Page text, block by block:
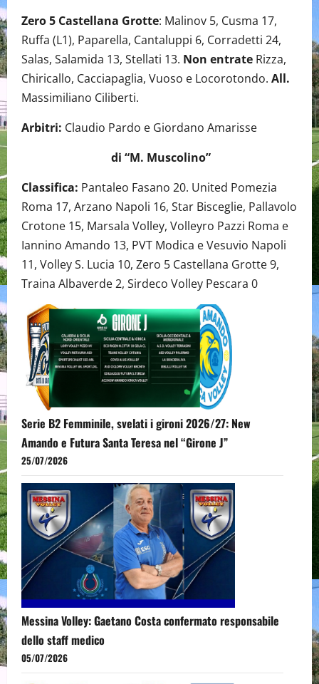
Zero 5 Castellana Grotte: Malinov 5, Cusma 17,
Ruffa (L1), Paparella, Cantaluppi 6, Corradetti 24,
Salas, Salamida 13, Stellati 13. Non entrate Rizza,
Chiricallo, Cacciapaglia, Vuoso e Locorotondo. All.
Massimiliano Ciliberti.
Arbitri: Claudio Pardo e Giordano Amarisse
di “M. Muscolino”
Classifica: Pantaleo Fasano 20. United Pomezia
Roma 17, Arzano Napoli 16, Star Bisceglie, Pallavolo
Crotone 15, Marsala Volley, Volleyro Pazzi Roma e
Iannino Amando 13, PVT Modica e Vesuvio Napoli
11, Volley S. Lucia 10, Zero 5 Castellana Grotte 9,
Traina Albaverde 2, Sirdeco Volley Pescara 0
Serie B2 Femminile, svelati i gironi 2026/27: New
Amando e Futura Santa Teresa nel “Girone J”
25/07/2026
Messina Volley: Gaetano Costa confermato responsabile
dello staff medico
05/07/2026